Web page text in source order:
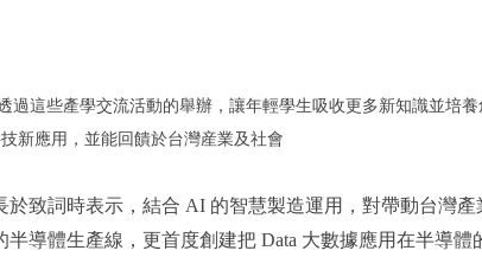
過這些產學交流活動的舉辦，讓年輕學生吸收更多新知識並培
新應用，並能回饋於台灣産業及社會
致詞時表示，結合 AI 的智慧製造運用，對帶動台灣
導體生產線，更首度創建把 Data 大數據應用在半導